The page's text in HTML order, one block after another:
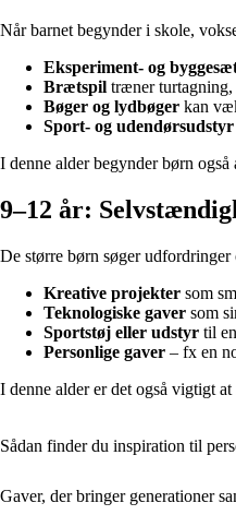
Når barnet begynder i skole,
Eksperiment- og
Brætspil træner turtagning,
Bøger og lydbøger kan
Sport- og udendørsudstyr
I denne alder begynder børn
9–12 år:
De større børn søger
Kreative projekter som
Teknologiske gaver som
Sportstøj eller udstyr til
Personlige gaver – fx en
I denne alder er det også vigtigt
Sådan finder du inspiration til
Gaver, der bringer generationer